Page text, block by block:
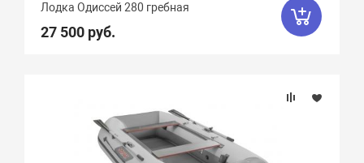
Крепление сидений
Вид весел
Лодка Одиссей 280 гребная
27 500 руб.